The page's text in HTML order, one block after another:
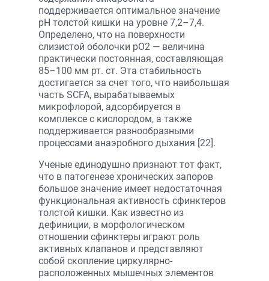
поддерживается оптимальное значение
рН толстой кишки на уровне 7,2–7,4.
Определено, что на поверхности
слизистой оболочки рО2 — величина
практически постоянная, составляющая
85–100 мм рт. ст. Эта стабильность
достигается за счет того, что наибольшая
часть SCFA, вырабатываемых
микрофлорой, адсорбируется в
комплексе с кислородом, а также
поддерживается разнообразными
процессами анаэробного дыхания [22].
Ученые единодушно признают тот факт,
что в патогенезе хронических запоров
большое значение имеет недостаточная
функциональная активность сфинктеров
толстой кишки. Как известно из
дефиниции, в морфологическом
отношении сфинктеры играют роль
активных клапанов и представляют
собой скопление циркулярно-
расположенных мышечных элементов